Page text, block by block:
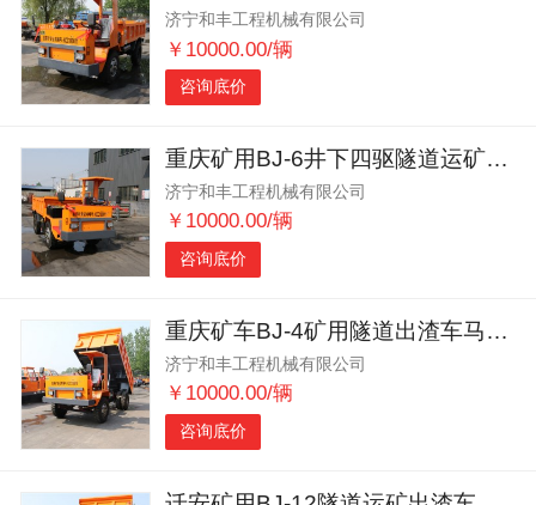
济宁和丰工程机械有限公司
￥10000.00/辆
咨询底价
重庆矿用BJ-6井下四驱隧道运矿车动力强劲
济宁和丰工程机械有限公司
￥10000.00/辆
咨询底价
重庆矿车BJ-4矿用隧道出渣车马力强劲
济宁和丰工程机械有限公司
￥10000.00/辆
咨询底价